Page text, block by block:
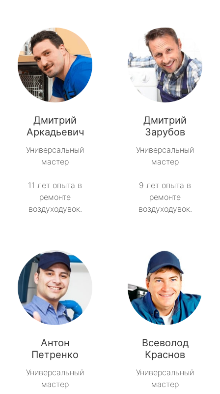
Дмитрий
Аркадьевич
Универсальный
мастер
11 лет опыта в
ремонте
воздуходувок.
Дмитрий
Зарубов
Универсальный
мастер
9 лет опыта в
ремонте
воздуходувок.
Антон
Петренко
Универсальный
мастер
Всеволод
Краснов
Универсальный
мастер